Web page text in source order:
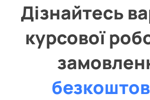
Дізнайтесь
курсової